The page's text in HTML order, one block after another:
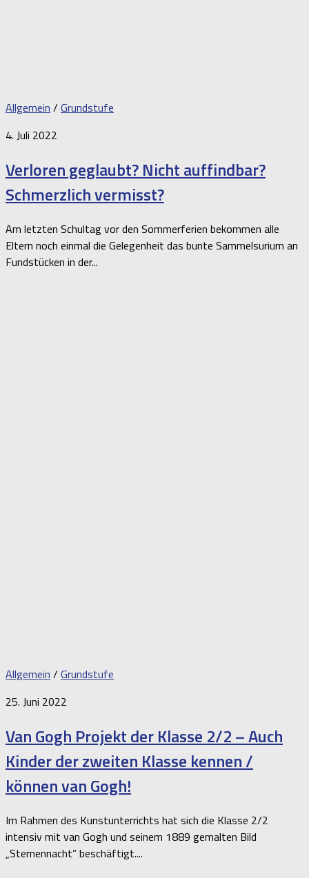
Allgemein / Grundstufe
4. Juli 2022
Verloren geglaubt? Nicht auffindbar?
Schmerzlich vermisst?
Am letzten Schultag vor den Sommerferien bekommen alle
Eltern noch einmal die Gelegenheit das bunte Sammelsurium an
Fundstücken in der...
Allgemein / Grundstufe
25. Juni 2022
Van Gogh Projekt der Klasse 2/2 – Auch
Kinder der zweiten Klasse kennen /
können van Gogh!
Im Rahmen des Kunstunterrichts hat sich die Klasse 2/2
intensiv mit van Gogh und seinem 1889 gemalten Bild
„Sternennacht“ beschäftigt....